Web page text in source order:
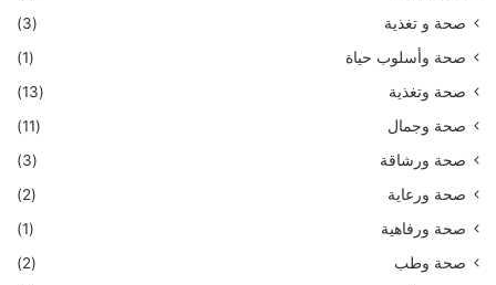
صحة و تغذية
(3)
صحة وأسلوب حياة
(1)
صحة وتغذية
(13)
صحة وجمال
(11)
صحة ورشاقة
(3)
صحة ورعاية
(2)
صحة ورفاهية
(1)
صحة وطب
(2)